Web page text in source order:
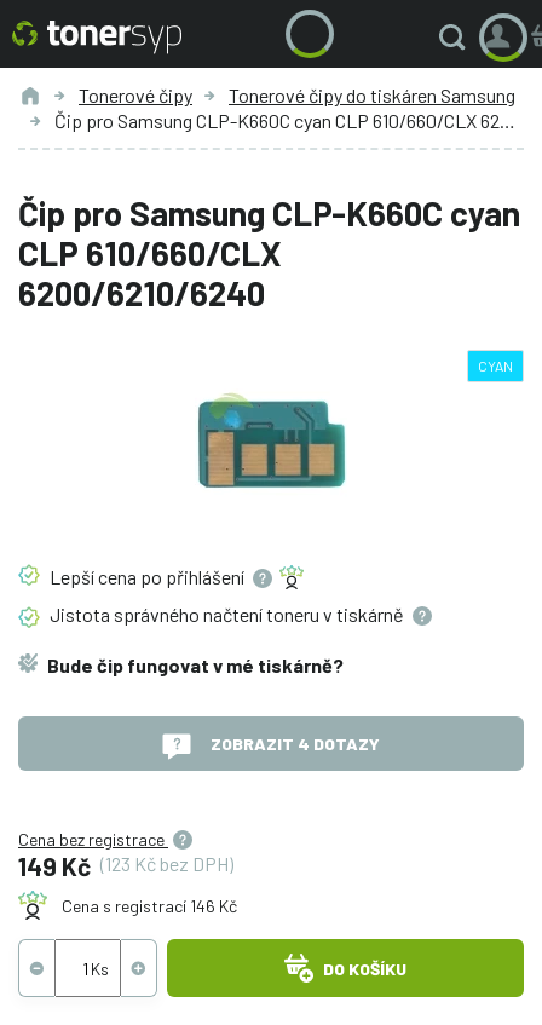
Tonerové čipy
Tonerové čipy do tiskáren Samsung
Čip pro Samsung CLP-K660C cyan CLP 610/660/CLX 6200/6210/6240
Čip pro Samsung CLP-K660C cyan
CLP 610/660/CLX
6200/6210/6240
CYAN
Lepší cena po přihlášení
Jistota správného načtení toneru v tiskárně
Bude čip fungovat v mé tiskárně?
ZOBRAZIT 4 DOTAZY
Cena bez registrace
149 Kč (123 Kč bez DPH)
Cena s registrací 146 Kč
DO KOŠÍKU